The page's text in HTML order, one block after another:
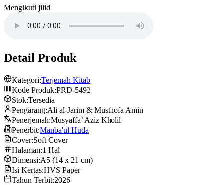
Mengikuti jilid
Detail Produk
Kategori:Terjemah Kitab
Kode Produk:PRD-5492
Stok:Tersedia
Pengarang:Ali al-Jarim & Musthofa Amin
Penerjemah:Musyaffa’ Aziz Kholil
Penerbit:Manba'ul Huda
Cover:Soft Cover
Halaman:1 Hal
Dimensi:A5 (14 x 21 cm)
Isi Kertas:HVS Paper
Tahun Terbit:2026